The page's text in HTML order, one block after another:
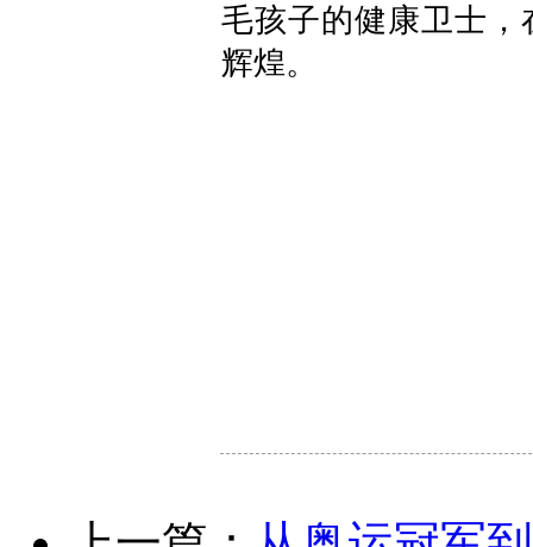
毛孩子的健康卫士
辉煌。